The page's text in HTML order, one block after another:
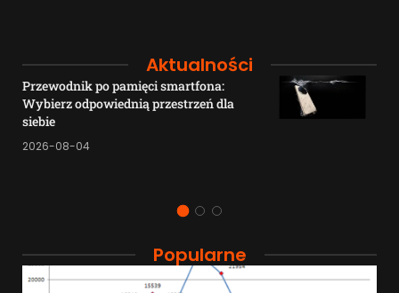
Aktualności
Przewodnik po pamięci smartfona:
Wybierz odpowiednią przestrzeń dla
siebie
2026-08-04
Popularne